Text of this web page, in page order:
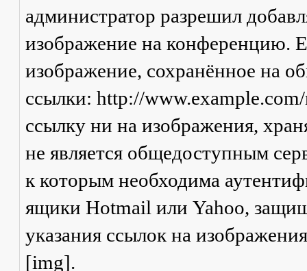
администратор разрешил
изображение на конференцию.
изображение, сохранённое на
ссылки: http://
ссылку ни на изображения,
не является общедоступным
к которым необходима
ящики Hotmail или Yahoo,
указания ссылок на
[img].